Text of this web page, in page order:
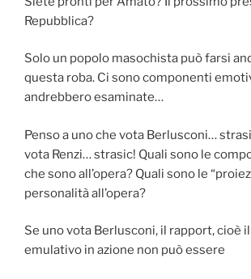
Repubblica?
Solo un popolo masochista può farsi
questa roba. Ci sono componenti
andrebbero esaminate…
Penso a uno che vota Berlusconi…
vota Renzi… strasic! Quali sono le
che sono all’opera? Quali sono le
personalità all’opera?
Se uno vota Berlusconi, il rapport, cioè
emulativo in azione non può essere